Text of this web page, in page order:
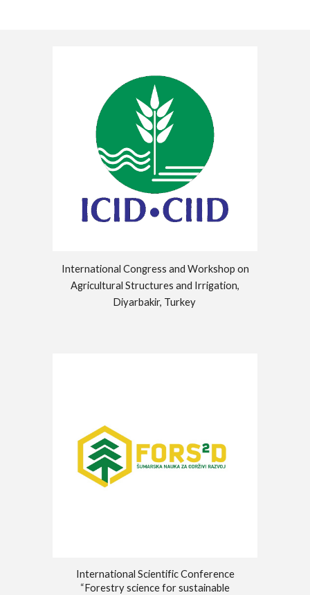
International Congress and Workshop on
Agricultural Structures and Irrigation,
Diyarbakir, Turkey
International Scientific Conference
“Forestry science for sustainable